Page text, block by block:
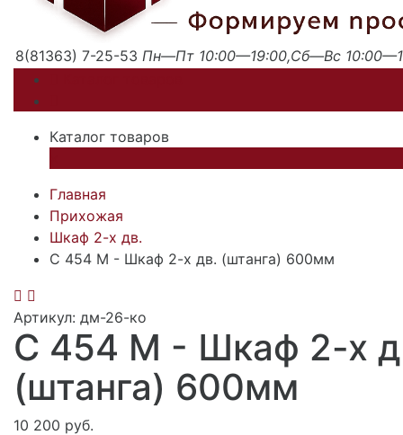
8(81363) 7-25-53 Пн—Пт 10:00—19:00,Сб—Вс
Каталог товаров
Главная
Прихожая
Шкаф 2-х дв.
C 454 М - Шкаф 2-х дв. (штанга) 600мм
Артикул: дм-26-ко
C 454 М - Шкаф 2-х
(штанга) 600мм
10 200 руб.